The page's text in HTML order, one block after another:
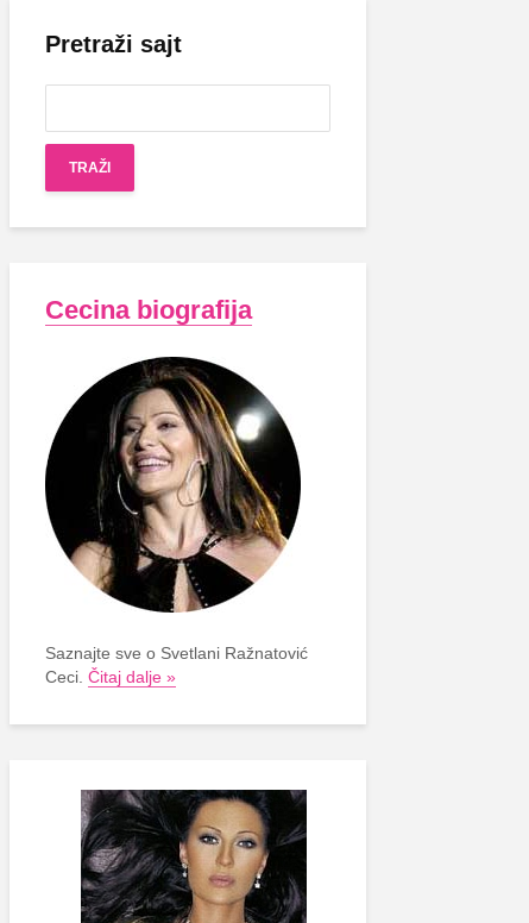
Pretraži sajt
Cecina biografija
Saznajte sve o Svetlani Ražnatović
Ceci. Čitaj dalje »